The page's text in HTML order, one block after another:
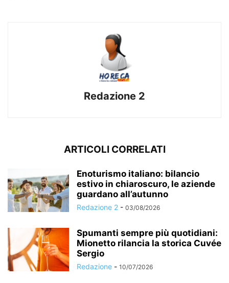
Redazione 2
ARTICOLI CORRELATI
Enoturismo italiano: bilancio
estivo in chiaroscuro, le aziende
guardano all’autunno
Redazione 2 - 03/08/2026
Spumanti sempre più quotidiani:
Mionetto rilancia la storica Cuvée
Sergio
Redazione - 10/07/2026